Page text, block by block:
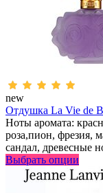
new
Отдушка La Vie de
Ноты аромата:
роза,пион, фрезия,
сандал, древесные
Выбрать опции